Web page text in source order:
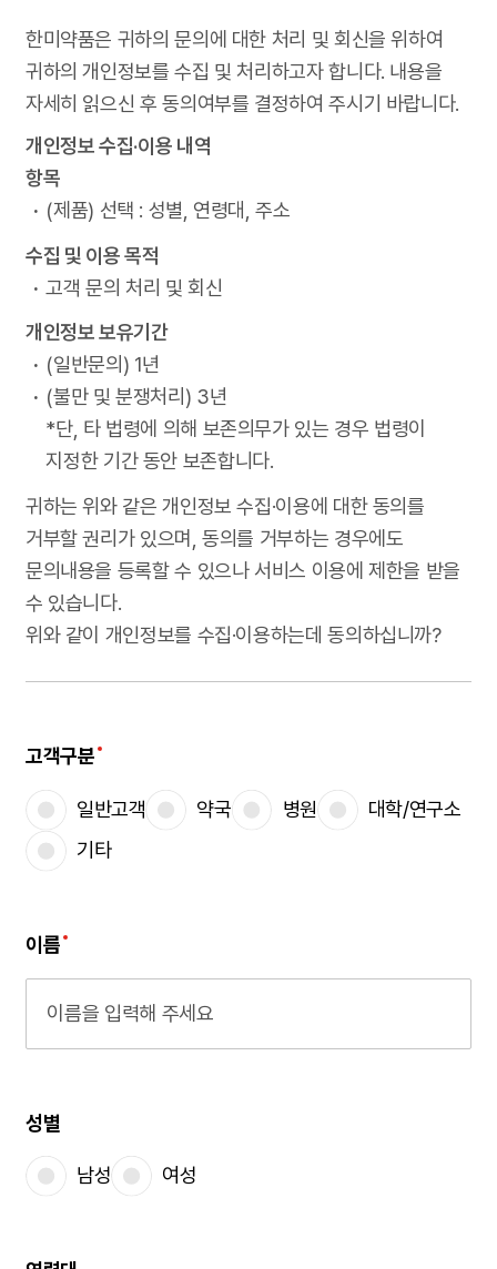
한미약품은 귀하의 문의에 대한 처리 및 회신을 위하여
귀하의 개인정보를 수집 및 처리하고자 합니다. 내용을
자세히 읽으신 후 동의여부를 결정하여 주시기 바랍니다.
개인정보 수집·이용 내역
항목
(제품) 선택 : 성별, 연령대, 주소
수집 및 이용 목적
고객 문의 처리 및 회신
개인정보 보유기간
(일반문의) 1년
(불만 및 분쟁처리) 3년
*단, 타 법령에 의해 보존의무가 있는 경우 법령이
지정한 기간 동안 보존합니다.
귀하는 위와 같은 개인정보 수집·이용에 대한 동의를
거부할 권리가 있으며, 동의를 거부하는 경우에도
문의내용을 등록할 수 있으나 서비스 이용에 제한을 받을
수 있습니다.
위와 같이 개인정보를 수집·이용하는데 동의하십니까?
고객구분
일반고객 약국 병원
대학/연구소
기타
이름
성별
남성 여성